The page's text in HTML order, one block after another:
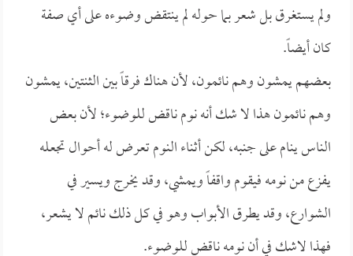
ولم يستغرق بل شعر بما حوله لم ينتقض وضوءه على أي صفة
كان أيضاً.
بعضهم يمشون وهم نائمون، لأن هناك فرقاً بين الثنتين، يمشون
وهم نائمون هذا لا شك أنه نوم ناقض للوضوء؛ لأن بعض
الناس ينام على جنبه، لكن أثناء النوم تعرض له أحوال تجعله
يفزع من نومه فيقوم واقفاً ويمشي، وقد يخرج ويسير في
الشوارع، وقد يطرق الأبواب وهو في كل ذلك نائم لا يشعر،
فهذا لاشك في أن نومه ناقض للوضوء.